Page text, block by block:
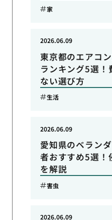
家
東京都のエアコ
ランキング5選！
ない選び方
2026.06.09
生活
愛知県のベラン
者おすすめ5選！
を解説
2026.06.09
害虫
2026.06.09